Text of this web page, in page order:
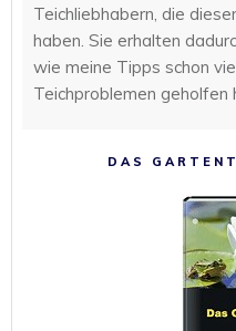
Teichliebhabern, die
haben. Sie erhalten
wie meine Tipps schon
Teichproblemen geholfen
DAS